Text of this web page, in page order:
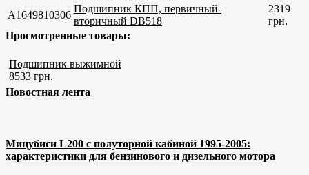
A1649810306
Подшипник КПП, первичный-
вторичный DB518
2319
грн.
Просмотренные товары:
Подшипник выжимной
8533 грн.
Новостная лента
Мицубиси L200 с полуторной кабиной 1995-2005:
характеристики для бензинового и дизельного мотора